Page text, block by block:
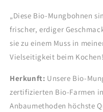
„Diese Bio-Mungbohnen
frischer, erdiger
sie zu einem Muss in
Vielseitigkeit beim
Herkunft: Unsere Bio-
zertifizierten Bio-Farmen
Anbaumethoden höchste